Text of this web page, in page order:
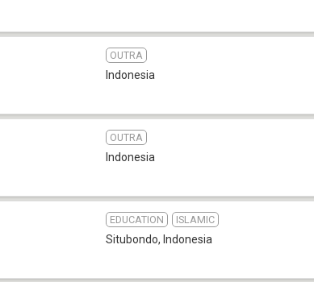
OUTRA
Indonesia
OUTRA
Indonesia
EDUCATION ISLAMIC
Situbondo, Indonesia